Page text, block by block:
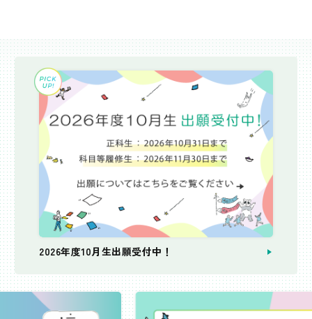
2026年度10月生出願受付中！